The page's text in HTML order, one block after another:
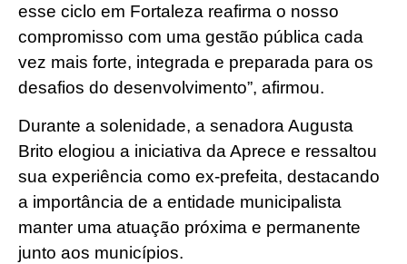
esse ciclo em Fortaleza reafirma o nosso
compromisso com uma gestão pública cada
vez mais forte, integrada e preparada para os
desafios do desenvolvimento”, afirmou.
Durante a solenidade, a senadora Augusta
Brito elogiou a iniciativa da Aprece e ressaltou
sua experiência como ex-prefeita, destacando
a importância de a entidade municipalista
manter uma atuação próxima e permanente
junto aos municípios.